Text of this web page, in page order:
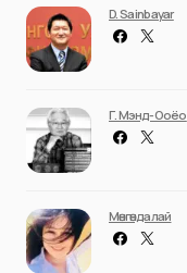
D. Sainbayar
Г. Мэнд-Ооёо
Мөнгөндалай